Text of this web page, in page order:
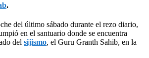
.
del último sábado durante el rezo diario,
en el santuario donde se encuentra
del sijismo, el Guru Granth Sahib, en la